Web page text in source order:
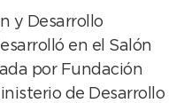
y Desarrollo
en el Salón
por Fundación
de Desarrollo